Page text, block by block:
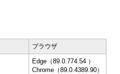
ブラウザ
Edge（89.0.774.54 ）
Chrome（89.0.4389.90）